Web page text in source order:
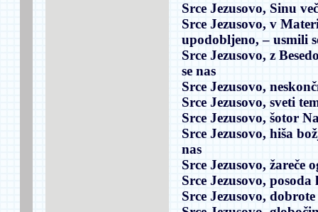
Srce Jezusovo, Sinu
Srce Jezusovo, v
upodobljeno,– usmili
Srce Jezusovo, z
se nas
Srce Jezusovo,
Srce Jezusovo, sveti
Srce Jezusovo, šotor
Srce Jezusovo, hiša
nas
Srce Jezusovo, žareče
Srce Jezusovo,
Srce Jezusovo,